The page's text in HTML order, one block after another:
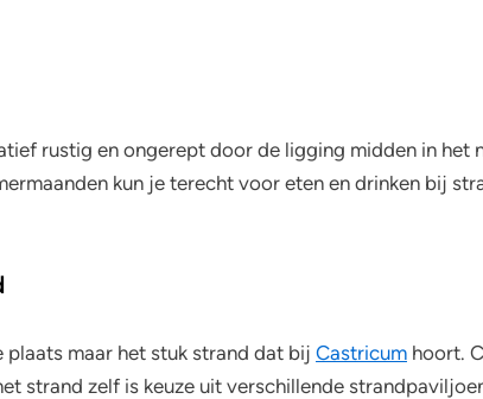
rustig en ongerept door de ligging midden in
kun je terecht voor eten en drinken bij
plaats maar het stuk strand dat bij Castricum hoort.
strand zelf is keuze uit verschillende